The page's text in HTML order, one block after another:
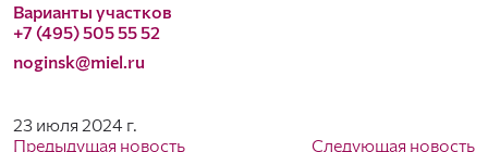
Варианты участков
+7 (495) 505 55 52
noginsk@miel.ru
23 июля 2024 г.
Предыдущая новость
Следующая новость